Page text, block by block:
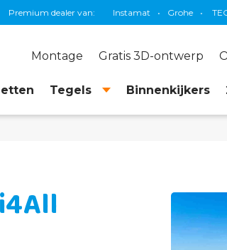
Premium dealer van:
KS Plafonds • Instamat • Grohe • TECE •
Montage Gratis 3D-ontwerp
Tegels Binnenkijkers